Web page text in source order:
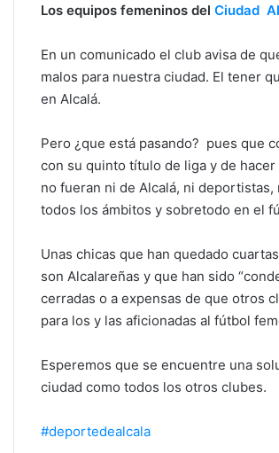
at
s
A
p
p
c
e
b
o
k
itt
er
k
e
dI
ai
l
m
p
ar
Los equipos femeninos del Ciudad
En un comunicado el club avisa de
malos para nuestra ciudad. El tener
en Alcalá.
Pero ¿que está pasando? pues que
con su quinto título de liga y de
no fueran ni de Alcalá, ni
todos los ámbitos y sobretodo en el
Unas chicas que han quedado
son Alcalareñas y que han sido
cerradas o a expensas de que otros
para los y las aficionadas al fútbol
Esperemos que se encuentre una
ciudad como todos los otros clubes.
#deportedealcala